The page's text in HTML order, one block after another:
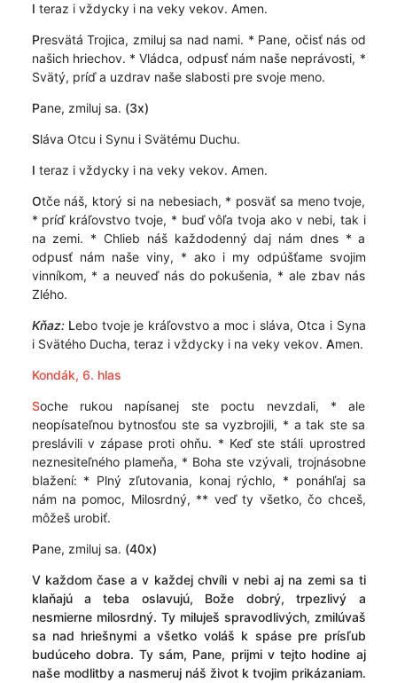
I teraz i vždycky i na veky vekov. Amen.
Presvätá Trojica, zmiluj sa nad nami. * Pane, očisť nás od
našich hriechov. * Vládca, odpusť nám naše neprávosti, *
Svätý, príď a uzdrav naše slabosti pre svoje meno.
Pane, zmiluj sa. (3x)
Sláva Otcu i Synu i Svätému Duchu.
I teraz i vždycky i na veky vekov. Amen.
Otče náš, ktorý si na nebesiach, * posväť sa meno tvoje,
* príď kráľovstvo tvoje, * buď vôľa tvoja ako v nebi, tak i
na zemi. * Chlieb náš každodenný daj nám dnes * a
odpusť nám naše viny, * ako i my odpúšťame svojim
vinníkom, * a neuveď nás do pokušenia, * ale zbav nás
Zlého.
Kňaz:Lebo tvoje je kráľovstvo a moc i sláva, Otca i Syna
i Svätého Ducha, teraz i vždycky i na veky vekov. Amen.
Kondák, 6. hlas
Soche rukou napísanej ste poctu nevzdali, * ale
neopísateľnou bytnosťou ste sa vyzbrojili, * a tak ste sa
preslávili v zápase proti ohňu. * Keď ste stáli uprostred
neznesiteľného plameňa, * Boha ste vzývali, trojnásobne
blažení: * Plný zľutovania, konaj rýchlo, * ponáhľaj sa
nám na pomoc, Milosrdný, ** veď ty všetko, čo chceš,
môžeš urobiť.
Pane, zmiluj sa. (40x)
V každom čase a v každej chvíli v nebi aj na zemi sa ti
klaňajú a teba oslavujú, Bože dobrý, trpezlivý a
nesmierne milosrdný. Ty miluješ spravodlivých, zmilúvaš
sa nad hriešnymi a všetko voláš k spáse pre prísľub
budúceho dobra. Ty sám, Pane, prijmi v tejto hodine aj
naše modlitby a nasmeruj náš život k tvojim prikázaniam.